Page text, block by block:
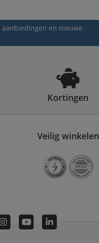
en nieuwe
Kortingen
Veilig winkelen